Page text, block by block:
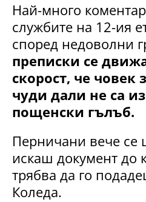
Най-много
службите на 12-ия
според недоволни
преписки се
скорост, че човек
чуди дали не са
пощенски гълъб.
Перничани вече се
искаш документ до
трябва да го
Коледа.